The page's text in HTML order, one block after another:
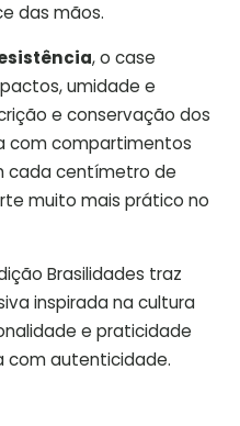
das mãos.
, o case
umidade e
e conservação dos
com compartimentos
cada centímetro de
muito mais prático no
Brasilidades traz
inspirada na cultura
e praticidade
com autenticidade.